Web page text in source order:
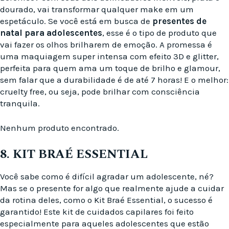
dourado, vai transformar qualquer make em um
espetáculo. Se você está em busca de presentes de
natal para adolescentes, esse é o tipo de produto que
vai fazer os olhos brilharem de emoção. A promessa é
uma maquiagem super intensa com efeito 3D e glitter,
perfeita para quem ama um toque de brilho e glamour,
sem falar que a durabilidade é de até 7 horas! E o melhor:
cruelty free, ou seja, pode brilhar com consciência
tranquila.
Nenhum produto encontrado.
8. KIT BRAÉ ESSENTIAL
Você sabe como é difícil agradar um adolescente, né?
Mas se o presente for algo que realmente ajude a cuidar
da rotina deles, como o Kit Braé Essential, o sucesso é
garantido! Este kit de cuidados capilares foi feito
especialmente para aqueles adolescentes que estão